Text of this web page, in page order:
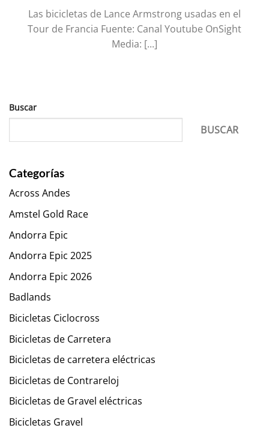
Las bicicletas de Lance Armstrong usadas en el
Tour de Francia Fuente: Canal Youtube OnSight
Media: [...]
Buscar
BUSCAR
Categorías
Across Andes
Amstel Gold Race
Andorra Epic
Andorra Epic 2025
Andorra Epic 2026
Badlands
Bicicletas Ciclocross
Bicicletas de Carretera
Bicicletas de carretera eléctricas
Bicicletas de Contrareloj
Bicicletas de Gravel eléctricas
Bicicletas Gravel